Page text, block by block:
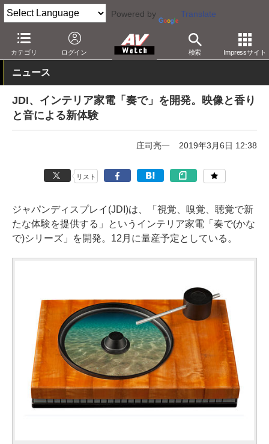
Powered by Translate
カテゴリ ログイン 検索 Impressサイト
AV Watch 製品 AV周辺機器
ニュース
JDI、インテリア家電「奏で」を開発。映像と香り
と音による新体験
庄司亮一 2019年3月6日 12:38
リスト
ジャパンディスプレイ(JDI)は、「視覚、嗅覚、聴覚で新
たな体験を提供する」というインテリア家電「奏で(かな
で)シリーズ」を開発。12月に量産予定としている。